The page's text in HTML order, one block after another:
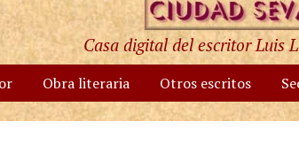
Casa digital del escritor Luis
Obra literaria Otros escritos